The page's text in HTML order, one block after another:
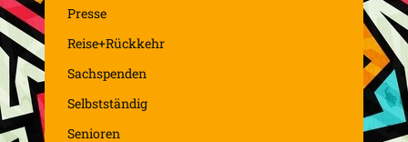
Presse
Reise+Rückkehr
Sachspenden
Selbstständig
Senioren